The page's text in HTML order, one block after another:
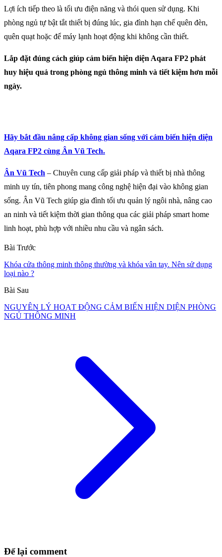
Lợi ích tiếp theo là tối ưu điện năng và thói quen sử dụng. Khi
phòng ngủ tự bật tắt thiết bị đúng lúc, gia đình hạn chế quên đèn,
quên quạt hoặc để máy lạnh hoạt động khi không cần thiết.
Lắp đặt đúng cách giúp cảm biến hiện diện Aqara FP2 phát
huy hiệu quả trong phòng ngủ thông minh và tiết kiệm hơn mỗi
ngày.
Hãy bắt đầu nâng cấp không gian sống với cảm biến hiện diện
Aqara FP2 cùng Ân Vũ Tech.
Ân Vũ Tech – Chuyên cung cấp giải pháp và thiết bị nhà thông
minh uy tín, tiên phong mang công nghệ hiện đại vào không gian
sống. Ân Vũ Tech giúp gia đình tối ưu quản lý ngôi nhà, nâng cao
an ninh và tiết kiệm thời gian thông qua các giải pháp smart home
linh hoạt, phù hợp với nhiều nhu cầu và ngân sách.
Bài Trước
Khóa cửa thông minh thông thường và khóa vân tay. Nên sử dụng
loại nào ?
Bài Sau
NGUYÊN LÝ HOẠT ĐỘNG CẢM BIẾN HIỆN DIỆN PHÒNG
NGỦ THÔNG MINH
Để lại comment